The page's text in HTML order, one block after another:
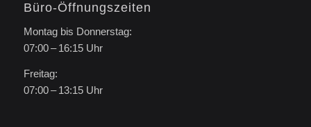
Büro-Öffnungszeiten
Montag bis Donnerstag:
07:00 – 16:15 Uhr
Freitag:
07:00 – 13:15 Uhr